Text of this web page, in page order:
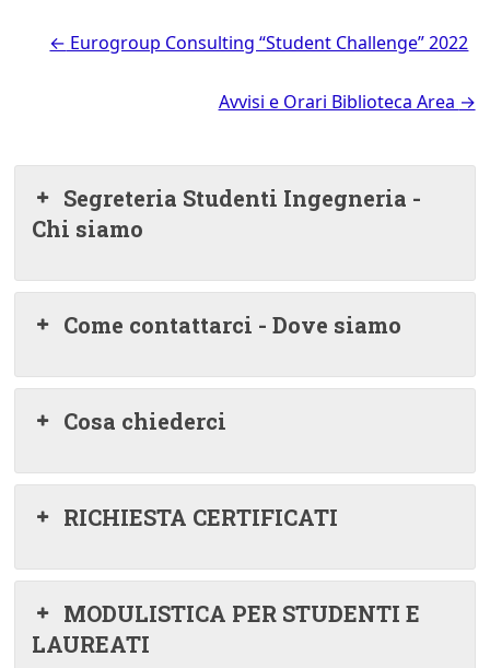
← Eurogroup Consulting “Student Challenge” 2022
Avvisi e Orari Biblioteca Area →
Segreteria Studenti Ingegneria -
Chi siamo
Come contattarci - Dove siamo
Cosa chiederci
RICHIESTA CERTIFICATI
MODULISTICA PER STUDENTI E
LAUREATI